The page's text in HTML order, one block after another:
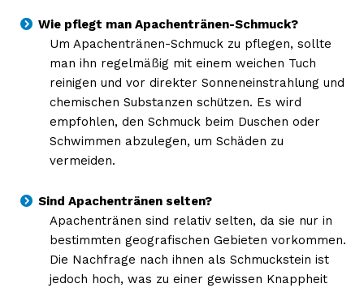
Wie pflegt man Apachentränen-Schmuck?
Um Apachentränen-Schmuck zu pflegen, sollte
man ihn regelmäßig mit einem weichen Tuch
reinigen und vor direkter Sonneneinstrahlung und
chemischen Substanzen schützen. Es wird
empfohlen, den Schmuck beim Duschen oder
Schwimmen abzulegen, um Schäden zu
vermeiden.
Sind Apachentränen selten?
Apachentränen sind relativ selten, da sie nur in
bestimmten geografischen Gebieten vorkommen.
Die Nachfrage nach ihnen als Schmuckstein ist
jedoch hoch, was zu einer gewissen Knappheit